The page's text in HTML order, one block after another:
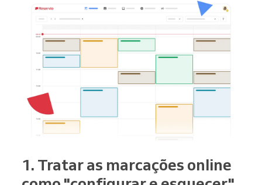
1. Tratar as marcações online